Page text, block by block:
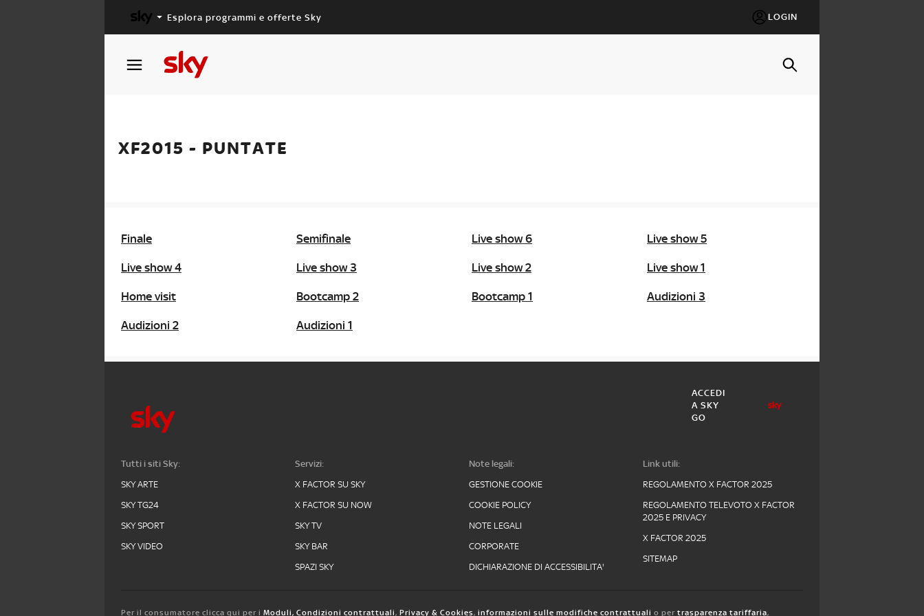
Esplora programmi e offerte Sky LOGIN
XF2015 - PUNTATE
Finale Semifinale Live show 6 Live show 5
Live show 4 Live show 3 Live show 2 Live show 1
Home visit Bootcamp 2 Bootcamp 1 Audizioni 3
Audizioni 2 Audizioni 1
ACCEDI
A SKY
GO
Tutti i siti Sky:
SKY ARTE
SKY TG24
SKY SPORT
SKY VIDEO
Servizi:
X FACTOR SU SKY
X FACTOR SU NOW
SKY TV
SKY BAR
SPAZI SKY
Note legali:
GESTIONE COOKIE
COOKIE POLICY
NOTE LEGALI
CORPORATE
DICHIARAZIONE DI ACCESSIBILITA'
Link utili:
REGOLAMENTO X FACTOR 2025
REGOLAMENTO TELEVOTO X FACTOR
2025 E PRIVACY
X FACTOR 2025
SITEMAP
Per il consumatore clicca qui per i Moduli, Condizioni contrattuali, Privacy & Cookies, informazioni sulle modifiche contrattuali o per trasparenza tariffaria,